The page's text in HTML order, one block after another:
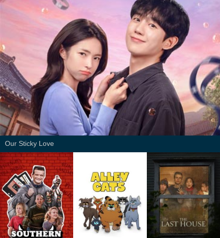
Our Sticky Love